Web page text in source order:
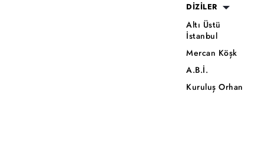
DİZİLER
Altı Üstü
İstanbul
Mercan Köşk
A.B.İ.
Kuruluş Orhan